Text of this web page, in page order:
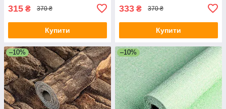
315 ₴ 370 ₴
Купити
333 ₴ 370 ₴
Купити
–10% –10%